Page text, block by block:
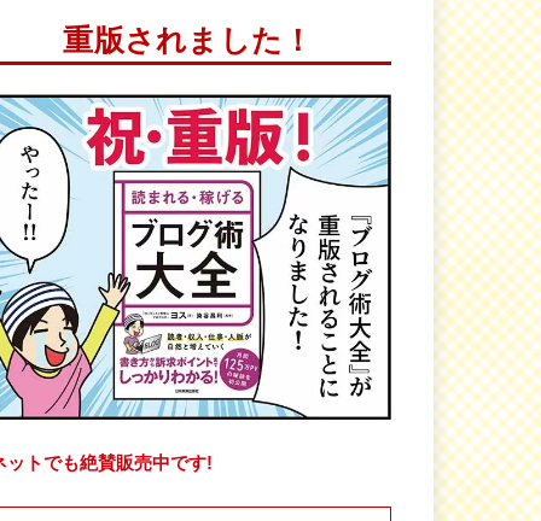
重版されました！
ットでも絶賛販売中です!